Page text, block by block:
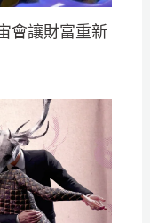
會讓財富重新